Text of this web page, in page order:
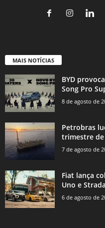
MAIS NOTÍCIAS
BYD
Song Pro
8 de agosto de
Petrobras
trimestre de
7 de agosto de
Fiat lança
Uno e
6 de agosto de